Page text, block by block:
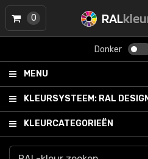
RAL
Donker
MENU
KLEURSYSTEEM: RAL DESIGN
KLEURCATEGORIEËN
0